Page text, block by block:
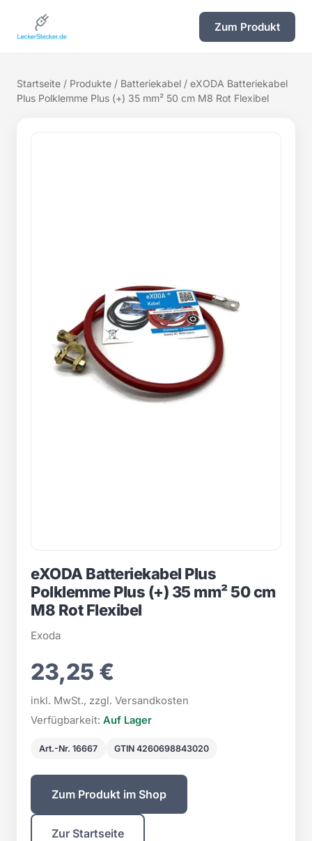
Zum Produkt
Startseite / Produkte / Batteriekabel / eXODA Batteriekabel
Plus Polklemme Plus (+) 35 mm² 50 cm M8 Rot Flexibel
eXODA Batteriekabel Plus
Polklemme Plus (+) 35 mm² 50 cm
M8 Rot Flexibel
Exoda
23,25 €
inkl. MwSt., zzgl. Versandkosten
Verfügbarkeit: Auf Lager
Art.-Nr. 16667 GTIN 4260698843020
Zum Produkt im Shop
Zur Startseite